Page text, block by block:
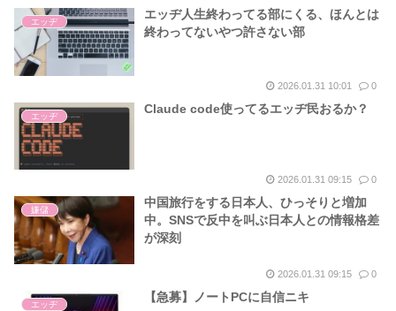
エッヂ
エッヂ人生終わってる部にくる、ほんとは
終わってないやつ許さない部
2026.01.31 10:01 0
エッヂ
Claude code使ってるエッヂ民おるか？
2026.01.31 09:15 0
嫌儲
中国旅行をする日本人、ひっそりと増加
中。SNSで反中を叫ぶ日本人との情報格差
が深刻
2026.01.31 09:15 0
エッヂ
【急募】ノートPCに自信ニキ